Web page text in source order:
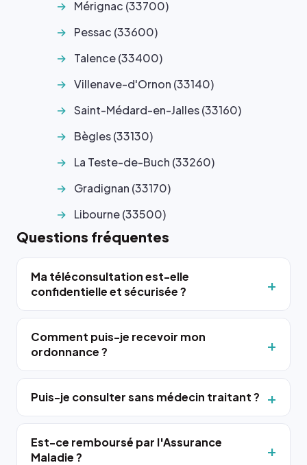
Mérignac (33700)
Pessac (33600)
Talence (33400)
Villenave-d'Ornon (33140)
Saint-Médard-en-Jalles (33160)
Bègles (33130)
La Teste-de-Buch (33260)
Gradignan (33170)
Libourne (33500)
Questions fréquentes
Ma téléconsultation est-elle
confidentielle et sécurisée ?
Comment puis-je recevoir mon
ordonnance ?
Puis-je consulter sans médecin traitant ?
Est-ce remboursé par l'Assurance
Maladie ?